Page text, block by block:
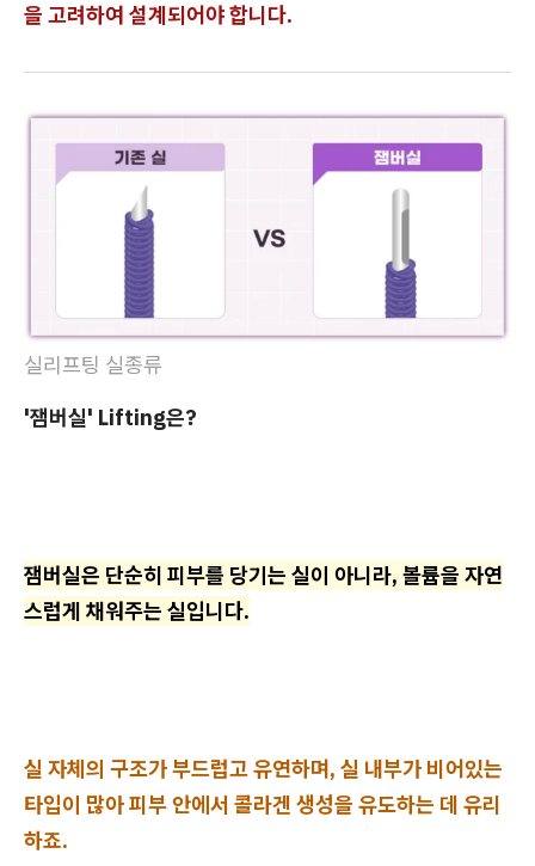
을 고려하여 설계되어야 합니다.
실리프팅 실종류
'잼버실' Lifting은?
잼버실은 단순히 피부를 당기는 실이 아니라, 볼륨을 자연
스럽게 채워주는 실입니다.
실 자체의 구조가 부드럽고 유연하며, 실 내부가 비어있는
타입이 많아 피부 안에서 콜라겐 생성을 유도하는 데 유리
하죠.